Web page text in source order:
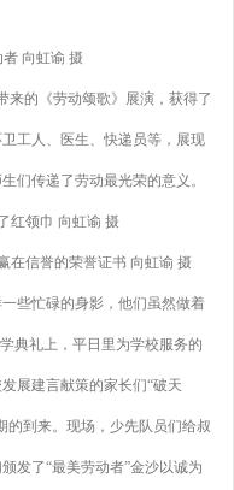
向虹谕 摄
来的《劳动颂歌》展演，获得了
工人、医生、快递员等，展现
们传递了劳动最光荣的意义。
红领巾 向虹谕 摄
在信誉的荣誉证书 向虹谕 摄
些忙碌的身影，他们虽然做着
典礼上，平日里为学校服务的
展建言献策的家长们“破天
的到来。现场，少先队员们给叔
发了“最美劳动者”金沙以诚为